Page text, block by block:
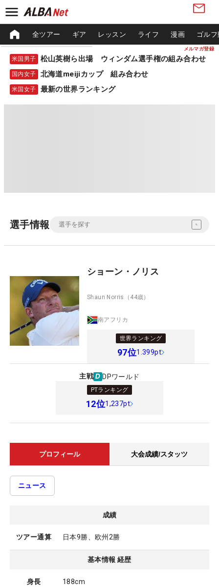
メルマガ登録
全ツアー ギア レッスン ライフ 漫画 ゴル
米国男子 松山英樹ら出場 ウィンダム選手権の組み合わせ
国内女子 北海道meijiカップ 組み合わせ
米国女子 最新の世界ランキング
選手情報
ショーン・ノリス
Shaun Norris （44歳）
南アフリカ
世界ランキング
97位1.399pt
主戦 DPワールド
PTランキング
12位1,237pt
プロフィール 大会成績/スタッツ
ニュース
成績
ツアー通算 日本9勝、欧州2勝
基本情報 経歴
身長 188cm